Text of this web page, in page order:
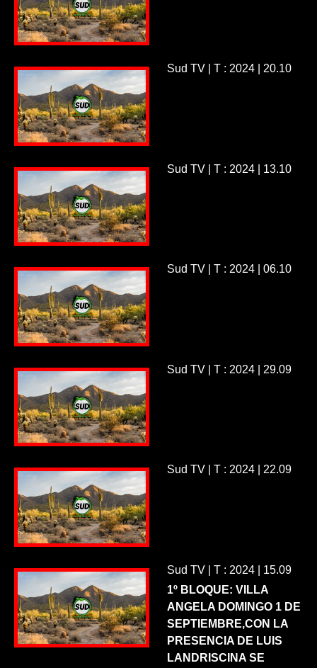
Sud TV | T : 2024 | 20.10
Sud TV | T : 2024 | 13.10
Sud TV | T : 2024 | 06.10
Sud TV | T : 2024 | 29.09
Sud TV | T : 2024 | 22.09
Sud TV | T : 2024 | 15.09
1º BLOQUE: VILLA
ANGELA DOMINGO 1 DE
SEPTIEMBRE,CON LA
PRESENCIA DE LUIS
LANDRISCINA SE